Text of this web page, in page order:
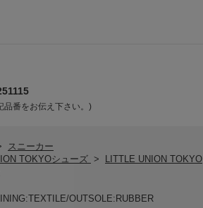
品番をお伝え下さい。)
スニーカー
TOKYOシューズ >
LITTLE UNION TOKYO
OUTSOLE:RUBBER